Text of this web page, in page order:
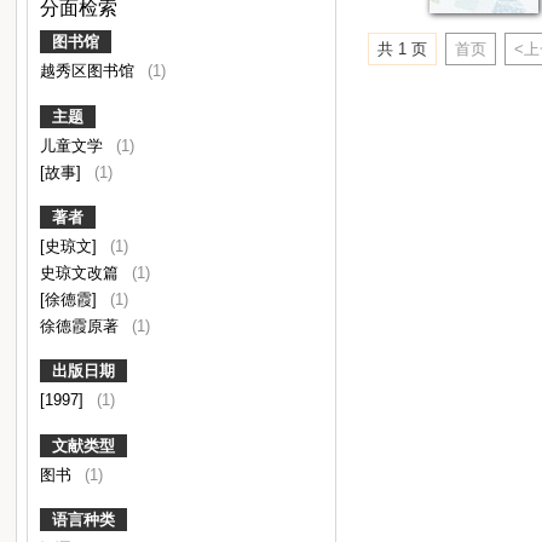
分面检索
图书馆
越秀区图书馆
(1)
主题
儿童文学
(1)
[故事]
(1)
著者
[史琼文]
(1)
史琼文改篇
(1)
[徐德霞]
(1)
徐德霞原著
(1)
出版日期
[1997]
(1)
文献类型
图书
(1)
语言种类
共 1 页 首页 <